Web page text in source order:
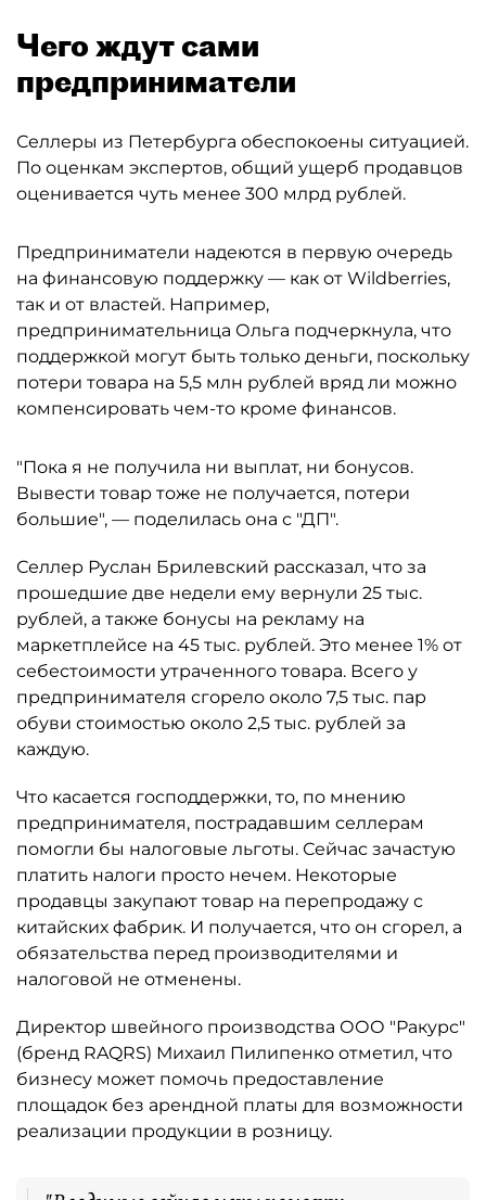
Чего ждут сами
предприниматели
Селлеры из Петербурга обеспокоены ситуацией.
По оценкам экспертов, общий ущерб продавцов
оценивается чуть менее 300 млрд рублей.
Предприниматели надеются в первую очередь
на финансовую поддержку — как от Wildberries,
так и от властей. Например,
предпринимательница Ольга подчеркнула, что
поддержкой могут быть только деньги, поскольку
потери товара на 5,5 млн рублей вряд ли можно
компенсировать чем-то кроме финансов.
"Пока я не получила ни выплат, ни бонусов.
Вывести товар тоже не получается, потери
большие", — поделилась она с "ДП".
Селлер Руслан Брилевский рассказал, что за
прошедшие две недели ему вернули 25 тыс.
рублей, а также бонусы на рекламу на
маркетплейсе на 45 тыс. рублей. Это менее 1% от
себестоимости утраченного товара. Всего у
предпринимателя сгорело около 7,5 тыс. пар
обуви стоимостью около 2,5 тыс. рублей за
каждую.
Что касается господдержки, то, по мнению
предпринимателя, пострадавшим селлерам
помогли бы налоговые льготы. Сейчас зачастую
платить налоги просто нечем. Некоторые
продавцы закупают товар на перепродажу с
китайских фабрик. И получается, что он сгорел, а
обязательства перед производителями и
налоговой не отменены.
Директор швейного производства ООО "Ракурс"
(бренд RAQRS) Михаил Пилипенко отметил, что
бизнесу может помочь предоставление
площадок без арендной платы для возможности
реализации продукции в розницу.